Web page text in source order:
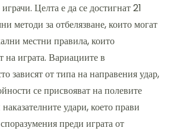
Целта е да се достигнат 21
методи за отбелязване, които могат
местни правила, които
на играта. Вариациите в
зависят от типа на направения удар,
се присвояват на полевите
удари, което прави
преди играта от